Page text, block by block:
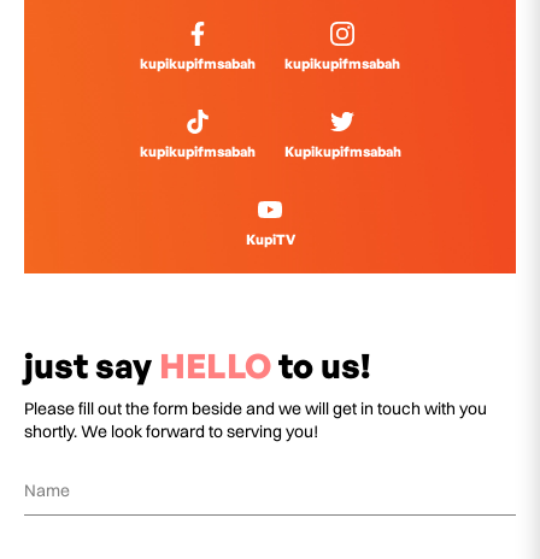
kupikupifmsabah kupikupifmsabah
kupikupifmsabah Kupikupifmsabah
KupiTV
just say HELLOto us!
Please fill out the form beside and we will get in touch with you
shortly. We look forward to serving you!